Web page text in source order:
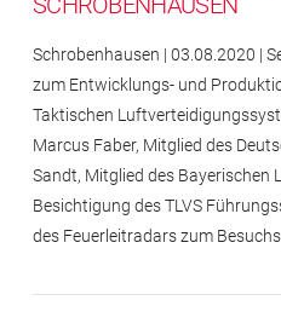
SCHROBENHAUSEN
Schrobenhausen | 03.08.2020 |
zum Entwicklungs- und
Taktischen
Marcus Faber, Mitglied des
Sandt, Mitglied des Bayerischen
Besichtigung des TLVS
des Feuerleitradars zumImpressum